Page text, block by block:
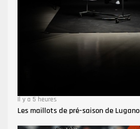
Il y a 5 heures
Les maillots de pré-saison de Lugano